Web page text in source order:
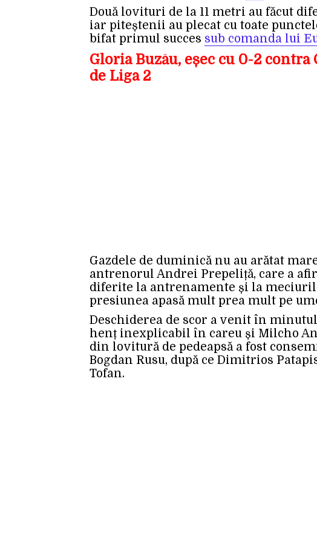
Două lovituri de la 11 metri au făcut
iar piteștenii au plecat cu toate
bifat primul succes sub comanda lui
Gloria Buzău, eșec cu 0-2 contra
de Liga 2
Gazdele de duminică nu au arătat
antrenorul Andrei Prepeliță, care a
diferite la antrenamente și la
presiunea apasă mult prea mult pe
Deschiderea de scor a venit în
henț inexplicabil în careu și Milcho
din lovitură de pedeapsă a fost
Bogdan Rusu, după ce Dimitrios
Tofan.